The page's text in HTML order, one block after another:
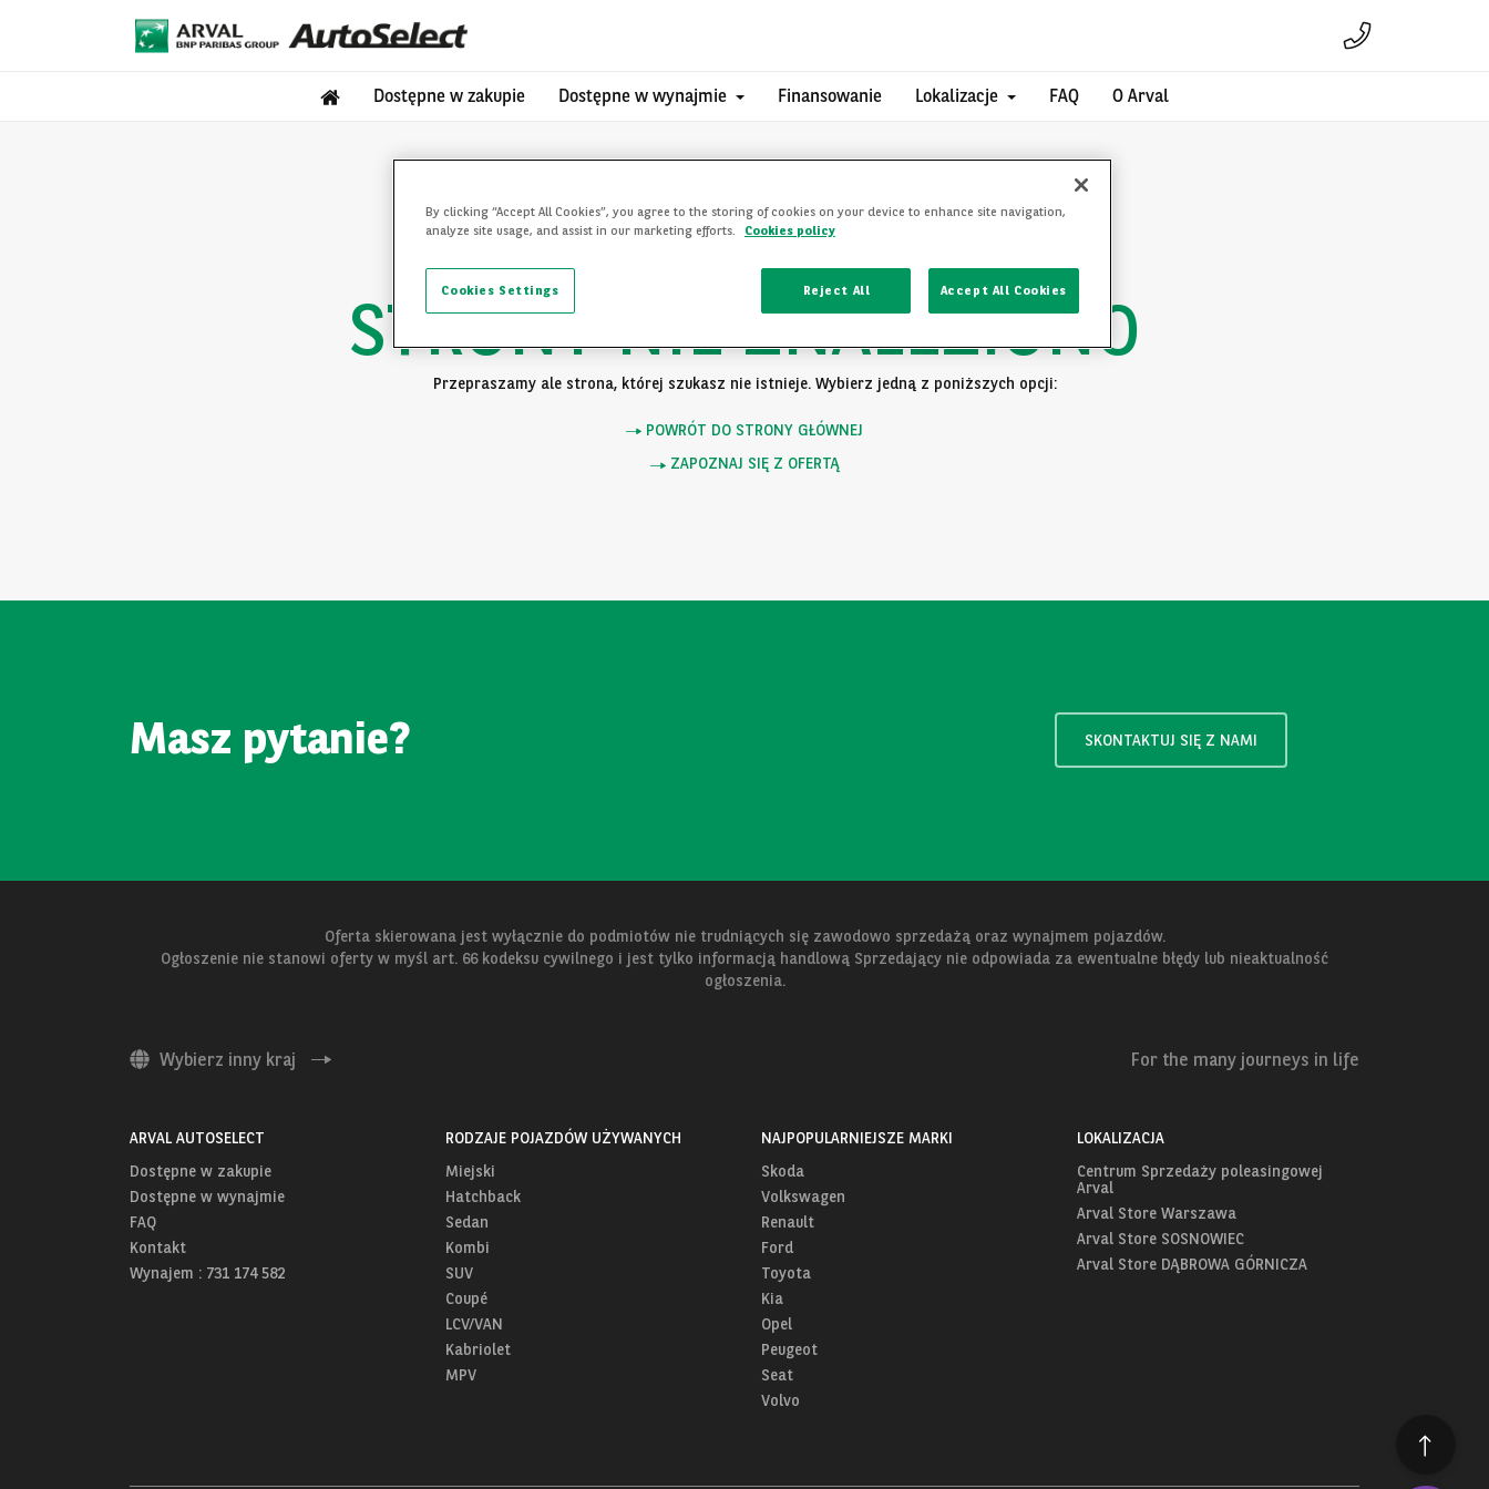
Dostępne w zakupie Dostępne w wynajmie Finansowanie Lokalizacje FAQ O Arval
STRONY NIE ZNALEZIONO
Przepraszamy ale strona, której szukasz nie istnieje. Wybierz jedną z poniższych opcji:
POWRÓT DO STRONY GŁÓWNEJ
ZAPOZNAJ SIĘ Z OFERTĄ
Masz pytanie? SKONTAKTUJ SIĘ Z NAMI
Oferta skierowana jest wyłącznie do podmiotów nie trudniących się zawodowo sprzedażą oraz wynajmem pojazdów.
Ogłoszenie nie stanowi oferty w myśl art. 66 kodeksu cywilnego i jest tylko informacją handlową Sprzedający nie odpowiada za ewentualne błędy lub nieaktualność
ogłoszenia.
Wybierz inny kraj For the many journeys in life
ARVAL AUTOSELECT
Dostępne w zakupie
Dostępne w wynajmie
FAQ
Kontakt
Wynajem : 731 174 582
RODZAJE POJAZDÓW UŻYWANYCH
Miejski
Hatchback
Sedan
Kombi
SUV
Coupé
LCV/VAN
Kabriolet
MPV
NAJPOPULARNIEJSZE MARKI
Skoda
Volkswagen
Renault
Ford
Toyota
Kia
Opel
Peugeot
Seat
Volvo
LOKALIZACJA
Centrum Sprzedaży poleasingowej
Arval
Arval Store Warszawa
Arval Store SOSNOWIEC
Arval Store DĄBROWA GÓRNICZA
By clicking “Accept All Cookies”, you agree to the storing of cookies on your device to enhance site navigation,
analyze site usage, and assist in our marketing efforts.
Cookies policy
Reject All Accept All Cookies
Cookies Settings